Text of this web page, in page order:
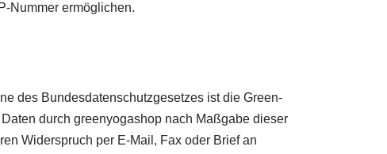
Nummer ermöglichen.
des Bundesdatenschutzgesetzes ist die Green-
durch greenyogashop nach Maßgabe dieser
Widerspruch per E-Mail, Fax oder Brief an